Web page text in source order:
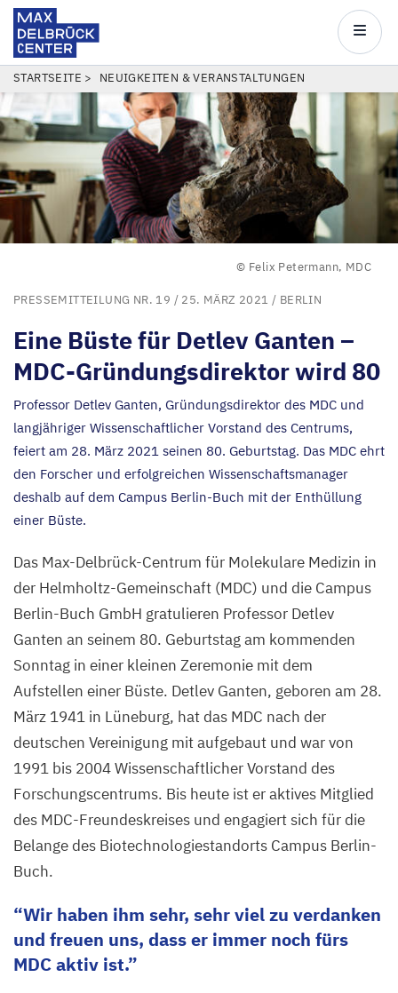
Direkt
zum
Inhalt
Center
Main
PFADNAVIGATION
STARTSEITE NEUIGKEITEN & VERANSTALTUNGEN
© Felix Petermann, MDC
PRESSEMITTEILUNG NR. 19 / 25. MÄRZ 2021 / BERLIN
Eine Büste für Detlev Ganten –
MDC-Gründungsdirektor wird 80
Professor Detlev Ganten, Gründungsdirektor des MDC und
langjähriger Wissenschaftlicher Vorstand des Centrums,
feiert am 28. März 2021 seinen 80. Geburtstag. Das MDC ehrt
den Forscher und erfolgreichen Wissenschaftsmanager
deshalb auf dem Campus Berlin-Buch mit der Enthüllung
einer Büste.
Das Max-Delbrück-Centrum für Molekulare Medizin in
der Helmholtz-Gemeinschaft (MDC) und die Campus
Berlin-Buch GmbH gratulieren Professor Detlev
Ganten an seinem 80. Geburtstag am kommenden
Sonntag in einer kleinen Zeremonie mit dem
Aufstellen einer Büste. Detlev Ganten, geboren am 28.
März 1941 in Lüneburg, hat das MDC nach der
deutschen Vereinigung mit aufgebaut und war von
1991 bis 2004Wissenschaftlicher Vorstand des
Forschungscentrums. Bis heute ist er aktives Mitglied
des MDC-Freundeskreises und engagiert sich für die
Belange des Biotechnologiestandorts Campus Berlin-
Buch.
Wir haben ihm sehr, sehr viel zu verdanken
und freuen uns, dass er immer noch fürs
MDCaktiv ist.